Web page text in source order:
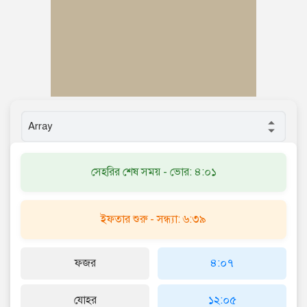
সেহরির শেষ সময় - ভোর: ৪:০১
ইফতার শুরু - সন্ধ্যা: ৬:৩৯
ফজর
যোহর
৪:০৭
১২:০৫